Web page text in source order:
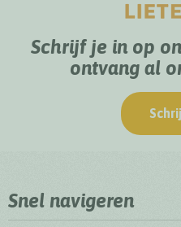
Schrijf je in op
ontvang al
Snel navigeren